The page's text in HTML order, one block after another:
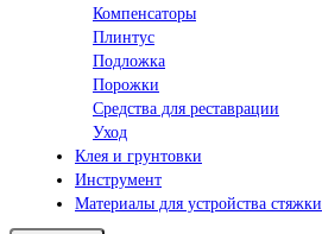
Компенсаторы
Плинтус
Подложка
Порожки
Средства для реставрации
Уход
Клея и грунтовки
Инструмент
Материалы для устройства стяжки